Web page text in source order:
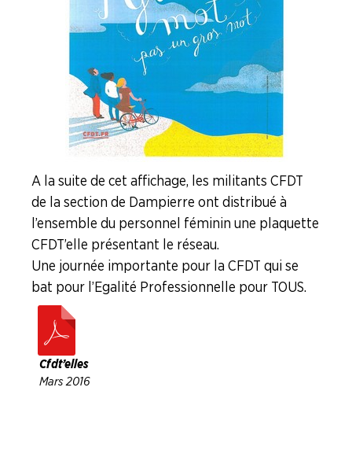
A la suite de cet affichage, les militants CFDT
de la section de Dampierre ont distribué à
l’ensemble du personnel féminin une plaquette
CFDT’elle présentant le réseau.
Une journée importante pour la CFDT qui se
bat pour l’Egalité Professionnelle pour TOUS.
Cfdt’elles
Mars 2016